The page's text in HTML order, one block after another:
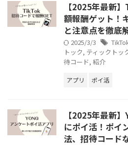
【2025年最新
額報酬ゲット！
と注意点を徹底
2025/3/3
トック, ティックトッ
待コード, 紹介
アプリ ポイ活
【2025年最新
にポイ活！ポイ
法、招待コード